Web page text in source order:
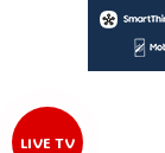
LIVE TV